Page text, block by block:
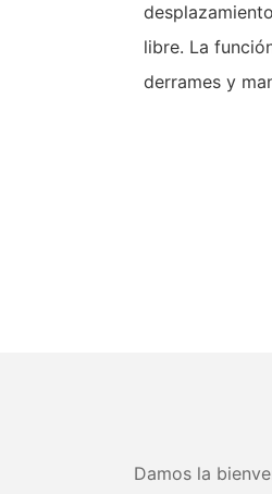
libre. La
derrames y
Damos la